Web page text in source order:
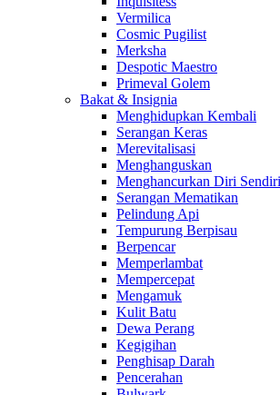
Vermilica
Cosmic Pugilist
Merksha
Despotic Maestro
Primeval Golem
Bakat & Insignia
Menghidupkan Kembali
Serangan Keras
Merevitalisasi
Menghanguskan
Menghancurkan Diri Sendiri
Serangan Mematikan
Pelindung Api
Tempurung Berpisau
Berpencar
Memperlambat
Mempercepat
Mengamuk
Kulit Batu
Dewa Perang
Kegigihan
Penghisap Darah
Pencerahan